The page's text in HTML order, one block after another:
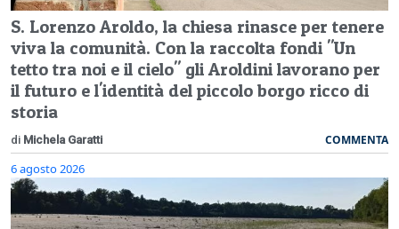
S. Lorenzo Aroldo, la chiesa rinasce per tenere
viva la comunità. Con la raccolta fondi "Un
tetto tra noi e il cielo" gli Aroldini lavorano per
il futuro e l'identità del piccolo borgo ricco di
storia
di Michela Garatti COMMENTA
6 agosto 2026